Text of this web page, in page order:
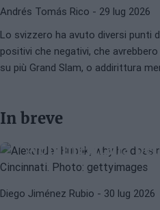
Andrés Tomás Rico - 29 lug 2026
Lo svizzero ha avuto diversi punti
positivi che negativi, che
su più Grand Slam, o addirittura
In breve
Image
ALEXANDER BUBLIK ATP
Bublik si rifiuta di
"Non merita la
Diego Jiménez Rubio - 30 lug 2026